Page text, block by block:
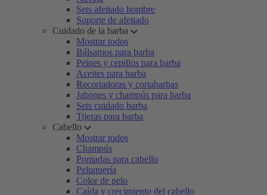
Sets afeitado hombre
Soporte de afeitado
Cuidado de la barba
Mostrar todos
Bálsamos para barba
Peines y cepillos para barba
Aceites para barba
Recortadoras y cortabarbas
Jabones y champús para barba
Sets cuidado barba
Tijeras para barba
Cabello
Mostrar todos
Champús
Pomadas para cabello
Peluquería
Color de pelo
Caída y crecimiento del cabello